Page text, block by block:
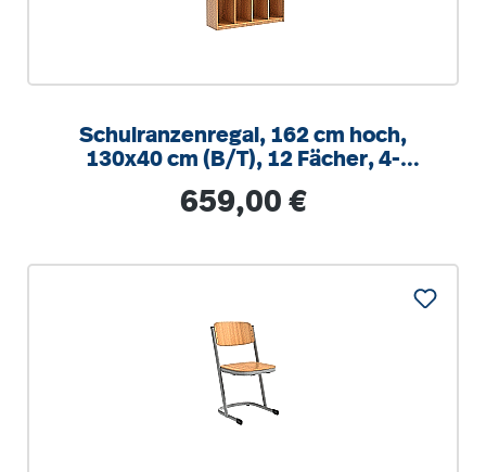
Schulranzenregal, 162 cm hoch,
130x40 cm (B/T), 12 Fächer, 4-
Regulärer Preis:
659,00 €